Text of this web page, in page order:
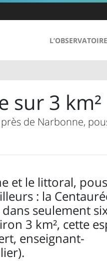
L’OBSERVATOIRE
sur 3 km²
de Narbonne,
et le littoral,
: la
seulement
3 km², cette
enseignant-